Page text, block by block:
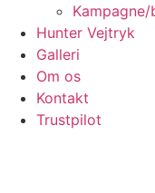
Hunter Vejtryk
Galleri
Om os
Kontakt
Trustpilot